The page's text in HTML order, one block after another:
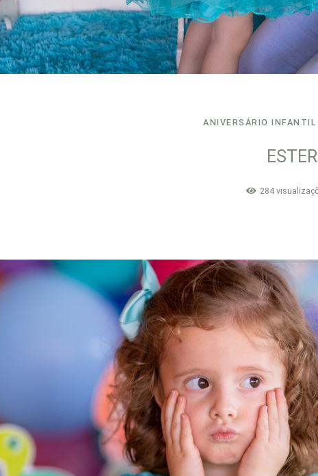
ANIVERSÁRIO INFANTIL
284